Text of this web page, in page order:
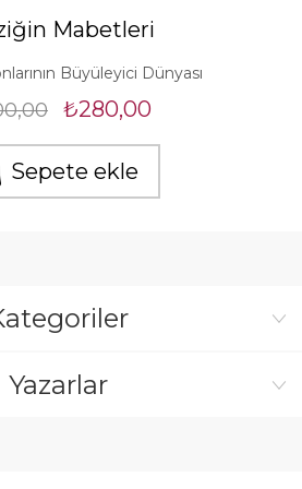
Mabetleri
Büyüleyici Dünyası
₺280,00
Sepete ekle
Yazarlar